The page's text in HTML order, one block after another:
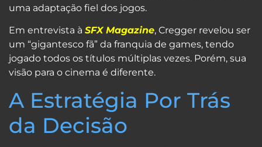
uma adaptação fiel dos jogos.
Em entrevista à SFX Magazine, Cregger revelou ser
um “gigantesco fã” da franquia de games, tendo
jogado todos os títulos múltiplas vezes. Porém, sua
visão para o cinema é diferente.
A Estratégia Por Trás
da Decisão